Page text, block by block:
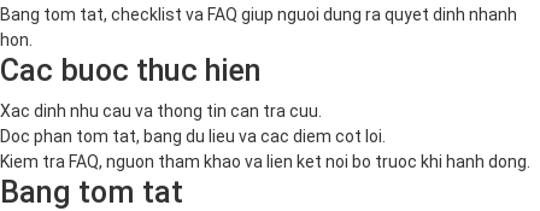
Bang tom tat, checklist va FAQ giup nguoi dung ra quyet dinh nhanh
hon.
Cac buoc thuc hien
Xac dinh nhu cau va thong tin can tra cuu.
Doc phan tom tat, bang du lieu va cac diem cot loi.
Kiem tra FAQ, nguon tham khao va lien ket noi bo truoc khi hanh dong.
Bang tom tat